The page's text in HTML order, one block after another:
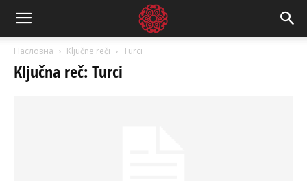
Насловна Ključne reči Turci
Ključna reč: Turci